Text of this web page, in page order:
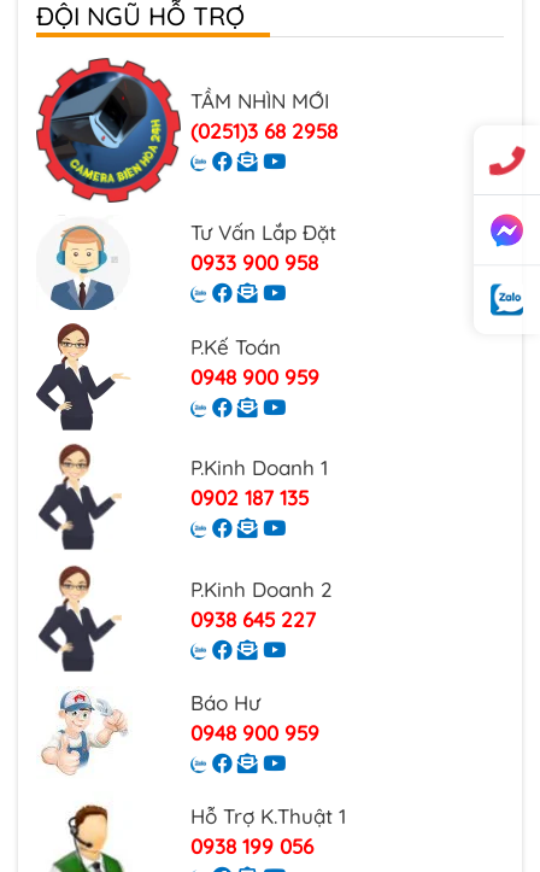
ĐỘI NGŨ HỖ TRỢ
TẦM NHÌN MỚI
(0251)3 68 2958
Tư Vấn Lắp Đặt
0933 900 958
P.Kế Toán
0948 900 959
P.Kinh Doanh 1
0902 187 135
P.Kinh Doanh 2
0938 645 227
Báo Hư
0948 900 959
Hỗ Trợ K.Thuật 1
0938 199 056